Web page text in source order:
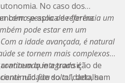
No caso dos
se aplica de forma
como pessoa de referência um
pode estar em um
a idade avançada, é natural
se tornem mais complexos.
integrado é
não fica solto”, detalha
que a transição de
do cuidado, sem